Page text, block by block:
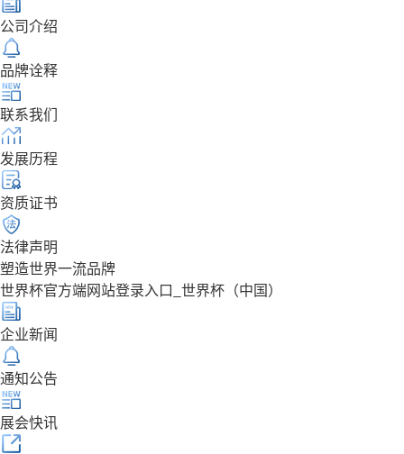
公司介绍
品牌诠释
联系我们
发展历程
资质证书
法律声明
塑造世界一流品牌
世界杯官方端网站登录入口_世界杯（中国）
企业新闻
通知公告
展会快讯